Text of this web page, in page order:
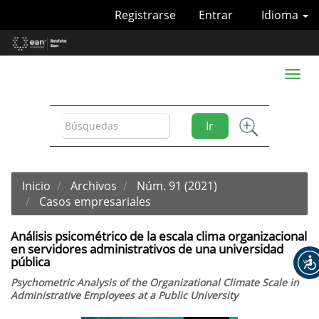
Contenido
principal
Idioma
Registrarse Entrar
Ir
Toggle
Inicio Archivos
Núm. 91 (2021)
Casos empresariales
Análisis psicométrico de la escala clima organizacional
en servidores administrativos de una universidad
pública
Psychometric Analysis of the Organizational Climate Scale in
Administrative Employees at a Public University